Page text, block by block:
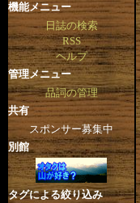
機能メニュー
日誌の検索
RSS
ヘルプ
管理メニュー
品詞の管理
共有
スポンサー募集中
別館
タグによる絞り込み